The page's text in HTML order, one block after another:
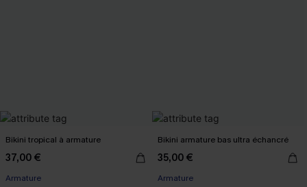
Bikini tropical à armature
37,00 €
Armature
Bikini armature bas ultra échancré
35,00 €
Armature